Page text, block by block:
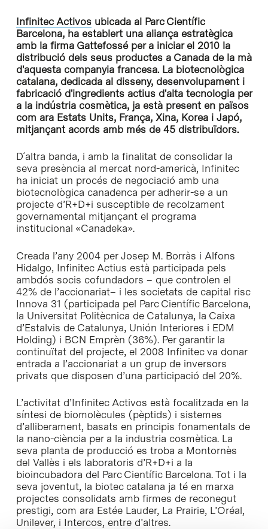
Infinitec Activosubicada al Parc Científic
Barcelona, ha establert una aliança estratègica
amb la firma Gattefossé per a iniciar el 2010 la
distribució dels seus productes a Canada de la mà
d'aquesta companyia francesa. La biotecnològica
catalana, dedicada al disseny, desenvolupament i
fabricació d'ingredients actius d'alta tecnologia per
a la indústria cosmètica, ja està present en països
com ara Estats Units, França, Xina, Korea i Japó,
mitjançant acords amb més de 45 distribuïdors.
D´altra banda, i amb la finalitat de consolidar la
seva presència al mercat nord-americà, Infinitec
ha iniciat un procés de negociació amb una
biotecnològica canadenca per adherir-se a un
projecte d’R+D+i susceptible de recolzament
governamental mitjançant el programa
institucional «Canadeka».
Creada l’any 2004 per Josep M. Borràs i Alfons
Hidalgo, Infinitec Actius està participada pels
ambdós socis cofundadors – que controlen el
42% de l’accionariat– i les societats de capital risc
Innova 31 (participada pel Parc Científic Barcelona,
la Universitat Politècnica de Catalunya, la Caixa
d’Estalvis de Catalunya, Unión Interiores i EDM
Holding) i BCN Emprèn (36%). Per garantir la
continuïtat del projecte, el 2008 Infinitec va donar
entrada a l’accionariat a un grup de inversors
privats que disposen d’una participació del 20%.
L’activitat d’Infinitec Activos està focalitzada en la
síntesi de biomolècules (pèptids) i sistemes
d’alliberament, basats en principis fonamentals de
la nano-ciència per a la industria cosmètica. La
seva planta de producció es troba a Montornès
del Vallès i els laboratoris d’R+D+i a la
bioincubadora del Parc Científic Barcelona. Tot i la
seva joventut, la biotec catalana ja té en marxa
projectes consolidats amb firmes de reconegut
prestigi, com ara Estée Lauder, La Prairie, L’Oréal,
Unilever, i Intercos, entre d’altres.